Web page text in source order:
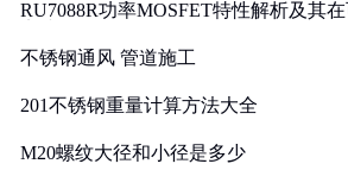
RU7088R功率MOSFET特性解析及其
不锈钢通风 管道施工
201不锈钢重量计算方法大全
M20螺纹大径和小径是多少